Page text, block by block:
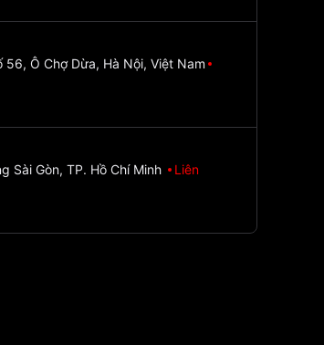
Ô Chợ Dừa, Hà Nội, Việt Nam
Sài Gòn, TP. Hồ Chí Minh
Liên